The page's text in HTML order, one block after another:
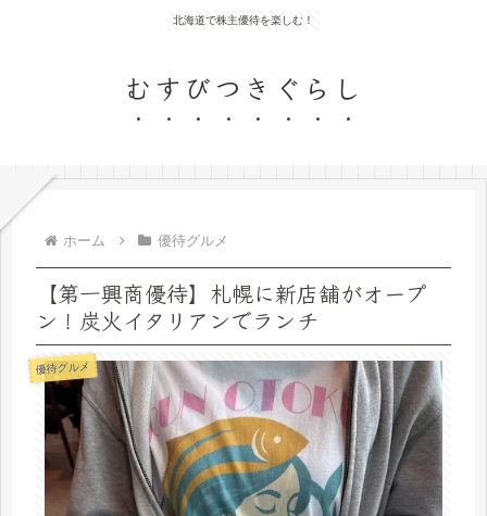
北海道で株主優待を楽しむ！
むすびつきぐらし
ホーム 優待グルメ
【第一興商優待】札幌に新店舗がオープ
ン！炭火イタリアンでランチ
優待グルメ